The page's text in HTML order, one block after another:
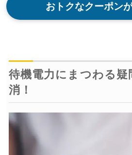
おトクなクーポン
待機電力にまつわる
消！